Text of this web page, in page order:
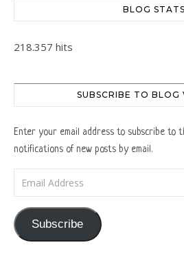
BLOG STATS
218.357 hits
SUBSCRIBE TO BLOG
Enter your email address to subscribe to
notifications of new posts by email.
Subscribe